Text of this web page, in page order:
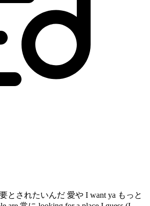
とされたいんだ 愛や I want ya もっと